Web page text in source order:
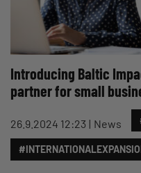
Introducing Baltic
partner for small
26.9.2024 12:23 News